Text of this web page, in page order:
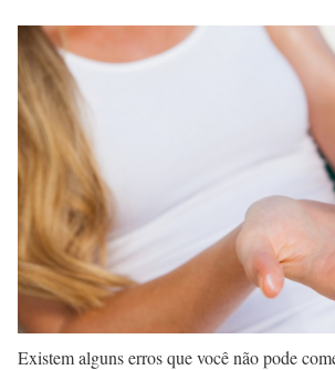
Existem alguns erros que você não pode